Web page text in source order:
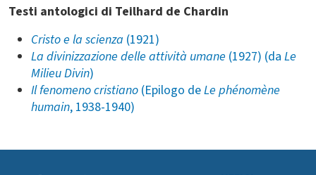
Testi antologici di Teilhard de Chardin
Cristo e la scienza (1921)
La divinizzazione delle attività umane (1927) (da Le
Milieu Divin)
Il fenomeno cristiano (Epilogo deLe phénomène
humain, 1938-1940)